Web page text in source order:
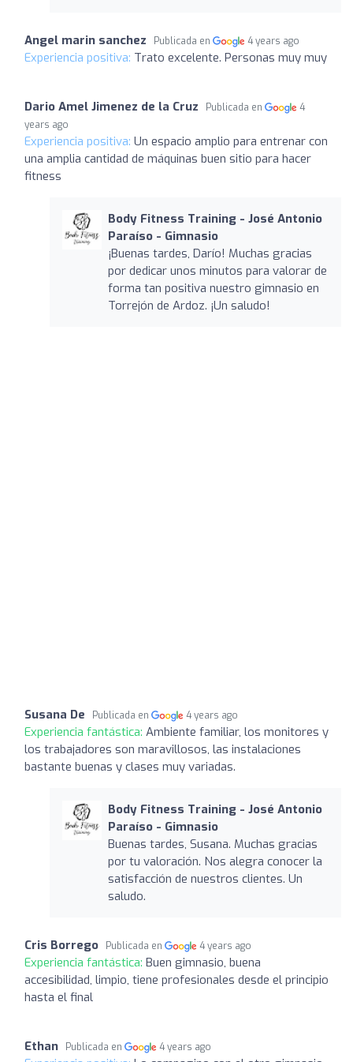
Angel marin sanchez Publicada en 4 years ago
Experiencia positiva: Trato excelente. Personas muy muy
Dario Amel Jimenez de la Cruz Publicada en
4
years ago
Experiencia positiva: Un espacio amplio para entrenar con
una amplia cantidad de máquinas buen sitio para hacer
fitness
Body Fitness Training - José Antonio
Paraíso - Gimnasio
¡Buenas tardes, Darío! Muchas gracias
por dedicar unos minutos para valorar de
forma tan positiva nuestro gimnasio en
Torrejón de Ardoz. ¡Un saludo!
Susana De Publicada en 4 years ago
Experiencia fantástica: Ambiente familiar, los monitores y
los trabajadores son maravillosos, las instalaciones
bastante buenas y clases muy variadas.
Body Fitness Training - José Antonio
Paraíso - Gimnasio
Buenas tardes, Susana. Muchas gracias
por tu valoración. Nos alegra conocer la
satisfacción de nuestros clientes. Un
saludo.
Cris Borrego Publicada en 4 years ago
Experiencia fantástica: Buen gimnasio, buena
accesibilidad, limpio, tiene profesionales desde el principio
hasta el final
Ethan Publicada en 4 years ago